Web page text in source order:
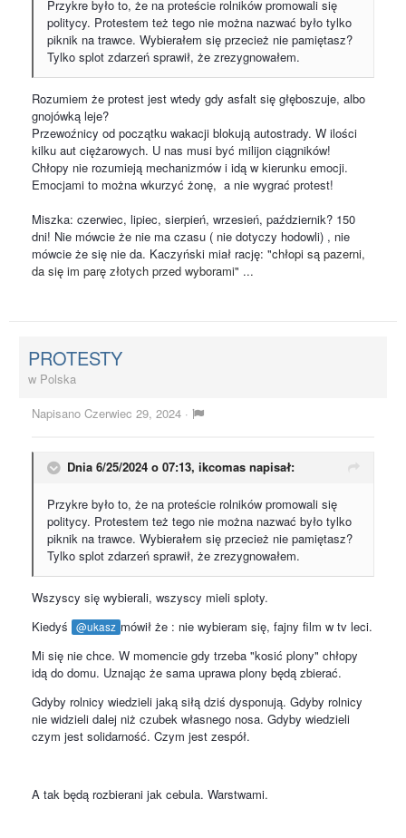
Przykre było to, że na proteście rolników promowali się
politycy. Protestem też tego nie można nazwać było tylko
piknik na trawce. Wybierałem się przecież nie pamiętasz?
Tylko splot zdarzeń sprawił, że zrezygnowałem.
Rozumiem że protest jest wtedy gdy asfalt się głęboszuje, albo
gnojówką leje?
Przewoźnicy od początku wakacji blokują autostrady. W ilości
kilku aut ciężarowych. U nas musi być milijon ciągników!
Chłopy nie rozumieją mechanizmów i idą w kierunku emocji.
Emocjami to można wkurzyć żonę, a nie wygrać protest!
Miszka: czerwiec, lipiec, sierpień, wrzesień, październik? 150
dni! Nie mówcie że nie ma czasu ( nie dotyczy hodowli) , nie
mówcie że się nie da. Kaczyński miał rację: "chłopi są pazerni,
da się im parę złotych przed wyborami" ...
PROTESTY
w Polska
Napisano Czerwiec 29, 2024 ·
Dnia 6/25/2024 o 07:13, ikcomas napisał:
Przykre było to, że na proteście rolników promowali się
politycy. Protestem też tego nie można nazwać było tylko
piknik na trawce. Wybierałem się przecież nie pamiętasz?
Tylko splot zdarzeń sprawił, że zrezygnowałem.
Wszyscy się wybierali, wszyscy mieli sploty.
Kiedyś
@ukasz mówił że : nie wybieram się, fajny film w tv leci.
Mi się nie chce. W momencie gdy trzeba "kosić plony" chłopy
idą do domu. Uznając że sama uprawa plony będą zbierać.
Gdyby rolnicy wiedzieli jaką siłą dziś dysponują. Gdyby rolnicy
nie widzieli dalej niż czubek własnego nosa. Gdyby wiedzieli
czym jest solidarność. Czym jest zespół.
A tak będą rozbierani jak cebula. Warstwami.